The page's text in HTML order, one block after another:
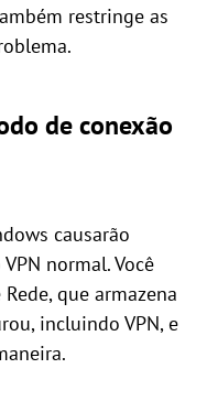
restringe as
de conexão
causarão
normal. Você
que armazena
incluindo VPN, e